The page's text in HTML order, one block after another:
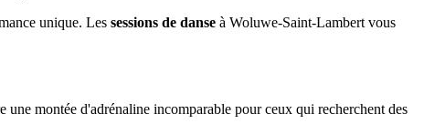
unique. Les sessions de danse à Woluwe-Saint-Lambert vous
montée d'adrénaline incomparable pour ceux qui recherchent des